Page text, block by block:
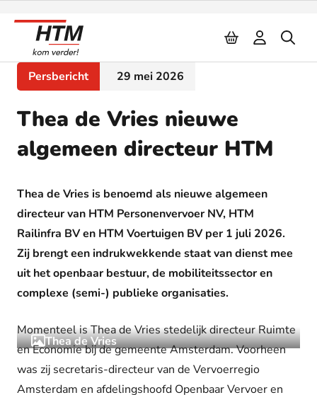
Persbericht 29 mei 2026
Thea de Vries nieuwe
algemeen directeur HTM
Thea de Vries is benoemd als nieuwe algemeen
directeur van HTM Personenvervoer NV, HTM
Railinfra BV en HTM Voertuigen BV per 1 juli 2026.
Zij brengt een indrukwekkende staat van dienst mee
uit het openbaar bestuur, de mobiliteitssector en
complexe (semi-) publieke organisaties.
Thea de Vries
Momenteel is Thea de Vries stedelijk directeur Ruimte
en Economie bij de gemeente Amsterdam. Voorheen
was zij secretaris-directeur van de Vervoerregio
Amsterdam en afdelingshoofd Openbaar Vervoer en